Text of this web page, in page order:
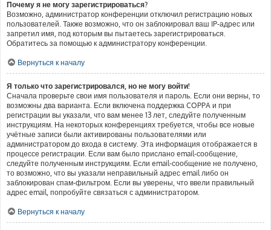
Почему я не могу зарегистрироваться?
Возможно, администратор конференции отключил регистрацию новых
пользователей. Также возможно, что он заблокировал ваш IP-адрес или
запретил имя, под которым вы пытаетесь зарегистрироваться.
Обратитесь за помощью к администратору конференции.
Вернуться к началу
Я только что зарегистрировался, но не могу войти!
Сначала проверьте свои имя пользователя и пароль. Если они верны, то
возможны два варианта. Если включена поддержка COPPA и при
регистрации вы указали, что вам менее 13 лет, следуйте полученным
инструкциям. На некоторых конференциях требуется, чтобы все новые
учётные записи были активированы пользователями или
администратором до входа в систему. Эта информация отображается в
процессе регистрации. Если вам было прислано email-сообщение,
следуйте полученным инструкциям. Если email-сообщение не получено,
то возможно, что вы указали неправильный адрес email либо он
заблокирован спам-фильтром. Если вы уверены, что ввели правильный
адрес email, попробуйте связаться с администратором.
Вернуться к началу